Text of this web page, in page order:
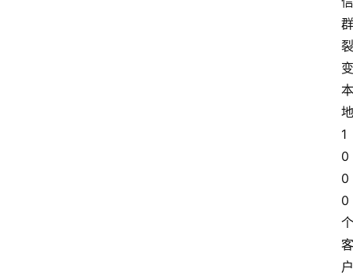
群
裂
变
本
地
1
0
0
0
个
客
户